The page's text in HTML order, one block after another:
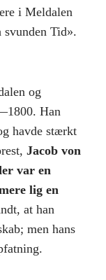
i Meldalen
Tid».
og
Han
havde stærkt
Jacob von
var en
lig en
at han
men hans